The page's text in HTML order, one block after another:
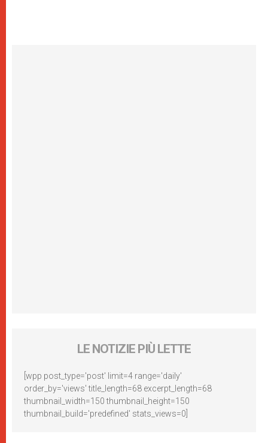
LE NOTIZIE PIÙ LETTE
[wpp post_type='post' limit=4 range='daily'
order_by='views' title_length=68 excerpt_length=68
thumbnail_width=150 thumbnail_height=150
thumbnail_build='predefined' stats_views=0]